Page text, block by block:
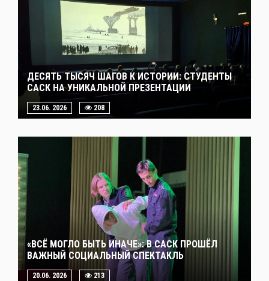
ДЕСЯТЬ ТЫСЯЧ ШАГОВ К ИСТОРИИ: СТУДЕНТЫ
САСК НА УНИКАЛЬНОЙ ПРЕЗЕНТАЦИИ
23.06. 2026 208
«ВСЁ МОГЛО БЫТЬ ИНАЧЕ»: В САСК ПРОШЁЛ
ВАЖНЫЙ СОЦИАЛЬНЫЙ СПЕКТАКЛЬ
20.06. 2026 213